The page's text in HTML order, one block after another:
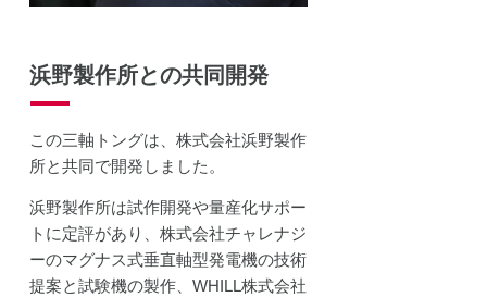
浜野製作所との共同開発
この三軸トングは、株式会社浜野製作
所と共同で開発しました。
浜野製作所は試作開発や量産化サポー
トに定評があり、株式会社チャレナジ
ーのマグナス式垂直軸型発電機の技術
提案と試験機の製作、WHILL株式会社